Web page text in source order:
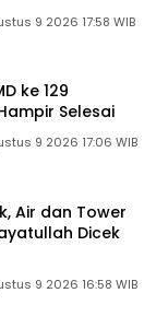
9 2026 17:58 WIB
ke 129
Selesai
9 2026 17:06 WIB
Air dan Tower
Dicek
9 2026 16:58 WIB